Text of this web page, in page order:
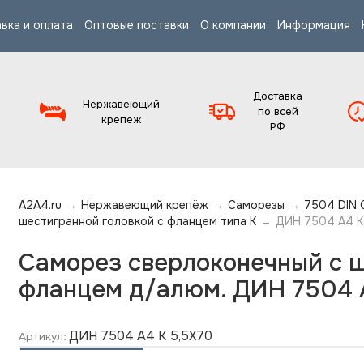
и оплата Оптовые поставки О компании Информация
Нержавеющий
крепеж
Доставка
по всей
РФ
A2A4.ru → Нержавеющий крепёж → Саморезы → 7504 DIN
шестигранной головкой с фланцем типа K → ДИН 7504 А4 K
Саморез сверлоконечный с
фланцем д/алюм. ДИН 7504
Артикул:ДИН 7504 А4 K 5,5X70